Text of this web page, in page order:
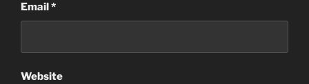
Email*
Website